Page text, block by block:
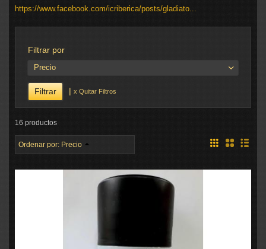
https://www.facebook.com/icriberica/posts/gladiato...
Filtrar por
Precio
| x Quitar Filtros
16 productos
Ordenar por: Precio